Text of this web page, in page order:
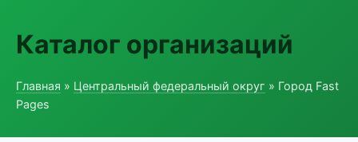
Каталог организаций
Главная » Центральный федеральный округ » Город Fast
Pages